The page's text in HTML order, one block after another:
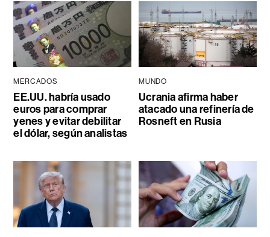
MERCADOS
EE.UU. habría usado
euros para comprar
yenes y evitar debilitar
el dólar, según analistas
MUNDO
Ucrania afirma haber
atacado una refinería de
Rosneft en Rusia